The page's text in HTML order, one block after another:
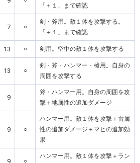
「＋１」まで確認
7 ○
剣・斧用。敵１体を攻撃する。
「＋１」まで確認
13 ○ 剣用。空中の敵１体を攻撃する
13 ○
剣・斧・ハンマー・槍用。自身の
周囲を攻撃する
9
斧・ハンマー用。自身の周囲を攻
撃＋地属性の追加ダメージ
9 ○
ハンマー用。敵１体を攻撃＋雷属
性の追加ダメージ＋マヒの追加効
果
9 ○
ハンマー用。敵１体を攻撃＋ラン